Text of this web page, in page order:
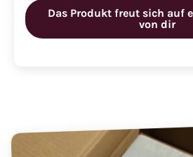
Das Produkt freut sich auf
von dir